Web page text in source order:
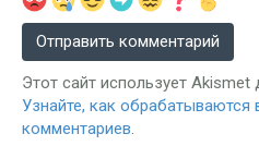
Этот сайт использует
Узнайте, как
комментариев